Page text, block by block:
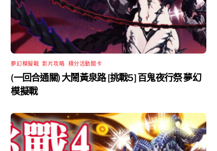
夢幻模擬戰 ,影片攻略 積分活動關卡
(一回合通關) 大鬧黃泉路 [挑戰5] 百鬼夜行祭 夢幻
模擬戰